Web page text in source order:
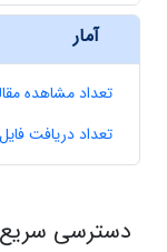
آمار
تعداد مشاهده
تعداد دریافت
دسترسی سریع